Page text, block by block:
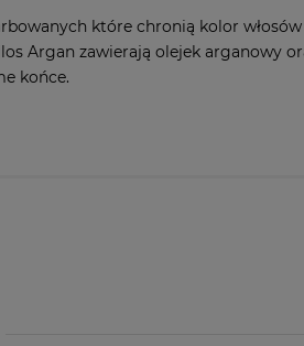
które chronią kolor
Argan zawierają olejek arganowy
końce.